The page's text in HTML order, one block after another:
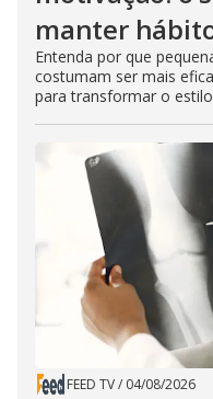
manter
Entenda por que
costumam ser mais
para transformar o
FEED TV/ 04/08/2026